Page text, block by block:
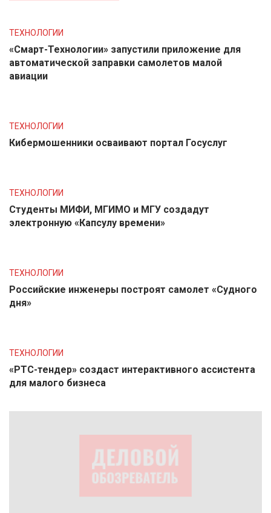
ТЕХНОЛОГИИ
«Смарт-Технологии» запустили приложение для
автоматической заправки самолетов малой
авиации
ТЕХНОЛОГИИ
Кибермошенники осваивают портал Госуслуг
ТЕХНОЛОГИИ
Студенты МИФИ, МГИМО и МГУ создадут
электронную «Капсулу времени»
ТЕХНОЛОГИИ
Российские инженеры построят самолет «Судного
дня»
ТЕХНОЛОГИИ
«РТС-тендер» создаст интерактивного ассистента
для малого бизнеса